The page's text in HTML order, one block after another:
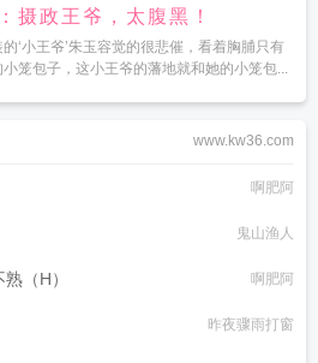
摄政王爷，太腹黑！
‘小王爷’朱玉容觉的很悲催，看着胸脯只有
笼包子，这小王爷的藩地就和她的小笼包...
www.kw36.com
啊肥阿
鬼山渔人
（H） 啊肥阿
昨夜骤雨打窗